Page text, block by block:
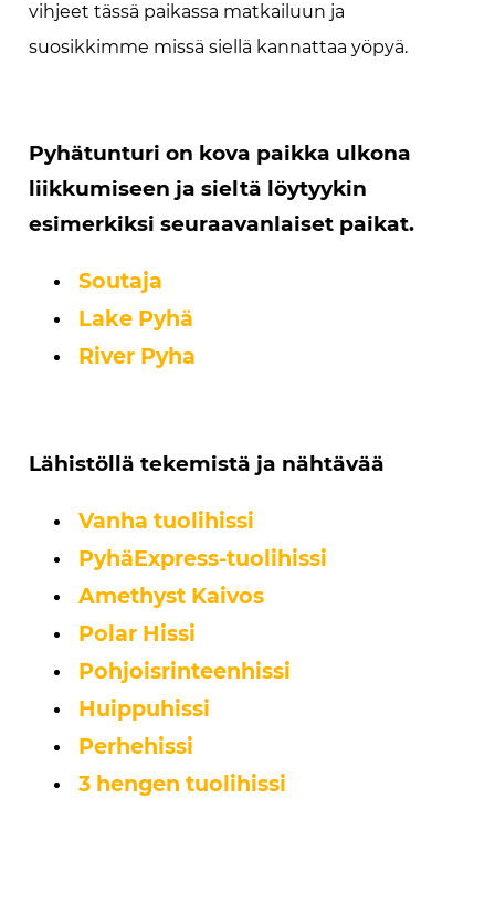
vihjeet tässä paikassa matkailuun ja
suosikkimme missä siellä kannattaa yöpyä.
Pyhätunturi on kova paikka ulkona
liikkumiseen ja sieltä löytyykin
esimerkiksi seuraavanlaiset paikat.
Soutaja
Lake Pyhä
River Pyha
Lähistöllä tekemistä ja nähtävää
Vanha tuolihissi
PyhäExpress-tuolihissi
Amethyst Kaivos
Polar Hissi
Pohjoisrinteenhissi
Huippuhissi
Perhehissi
3 hengen tuolihissi